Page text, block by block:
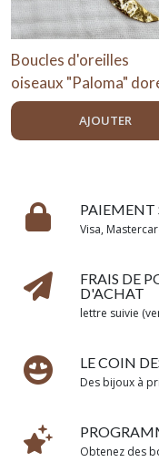
Boucles d'oreilles
oiseaux "Paloma"
ou argenté
AJOUTER
PAIEMENT
Visa,
FRAIS DE
D'ACHAT
lettre suivie
LE COIN
Des bijoux à
Obtenez des